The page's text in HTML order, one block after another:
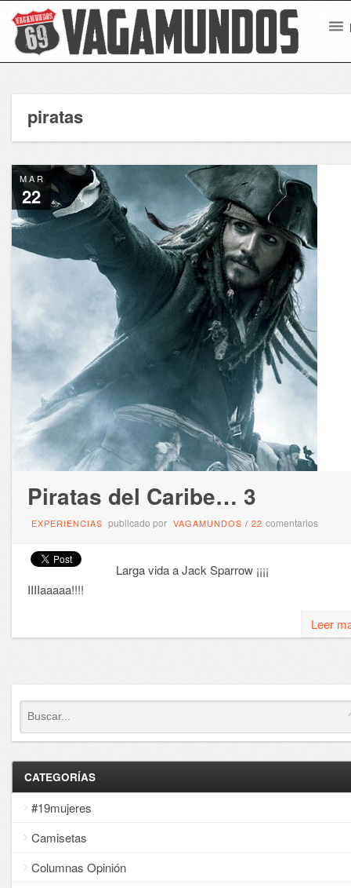
piratas
MAR
22
Piratas del Caribe… 3
EXPERIENCIAS publicado por VAGAMUNDOS / 22 comentarios
Larga vida a Jack Sparrow ¡¡¡¡
IIIIaaaaa!!!!
Leer
CATEGORÍAS
#19mujeres
Camisetas
Columnas Opinión